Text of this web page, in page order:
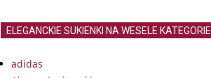
ELEGANCKIE SUKIENKI NA WESELE KATEGORIE
adidas